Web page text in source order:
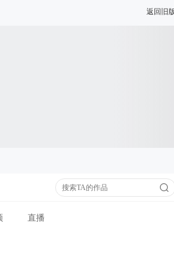
返回旧
直播